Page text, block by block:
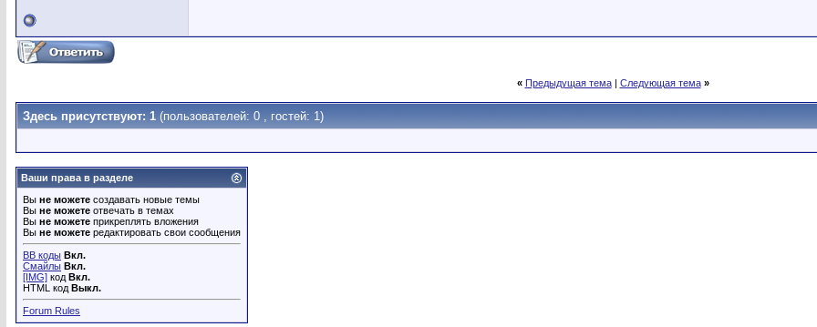
« Предыдущая тема| Следующая тема »
Здесь присутствуют: 1 (пользователей: 0 , гостей: 1)
Ваши права в разделе
Вы не можете создавать новые темы
Вы не можете отвечать в темах
Вы не можете прикреплять вложения
Вы не можете редактировать свои сообщения
BB коды Вкл.
Смайлы Вкл.
[IMG] код Вкл.
HTML код Выкл.
Forum Rules